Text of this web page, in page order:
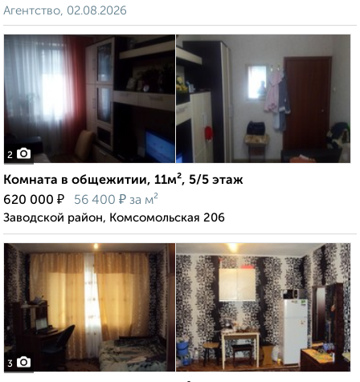
Агентство, 02.08.2026
2
Комната в общежитии, 11м², 5/5 этаж
620 000 ₽ 56 400 ₽ за м²
Заводской район, Комсомольская 206
3